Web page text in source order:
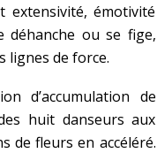
extensivité, émotivité
déhanche ou se fige,
lignes de force.
d’accumulation de
huit danseurs aux
de fleurs en accéléré.